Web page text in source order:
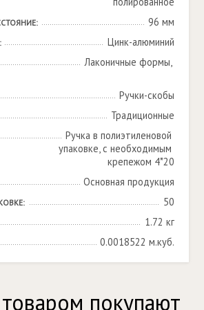
96 мм
Цинк-алюминий
Лаконичные формы,
Ручки-скобы
Традиционные
Ручка в полиэтиленовой
упаковке, с необходимым
крепежом 4*20
Основная продукция
50
1.72 кг
0.0018522 м.куб.
покупают